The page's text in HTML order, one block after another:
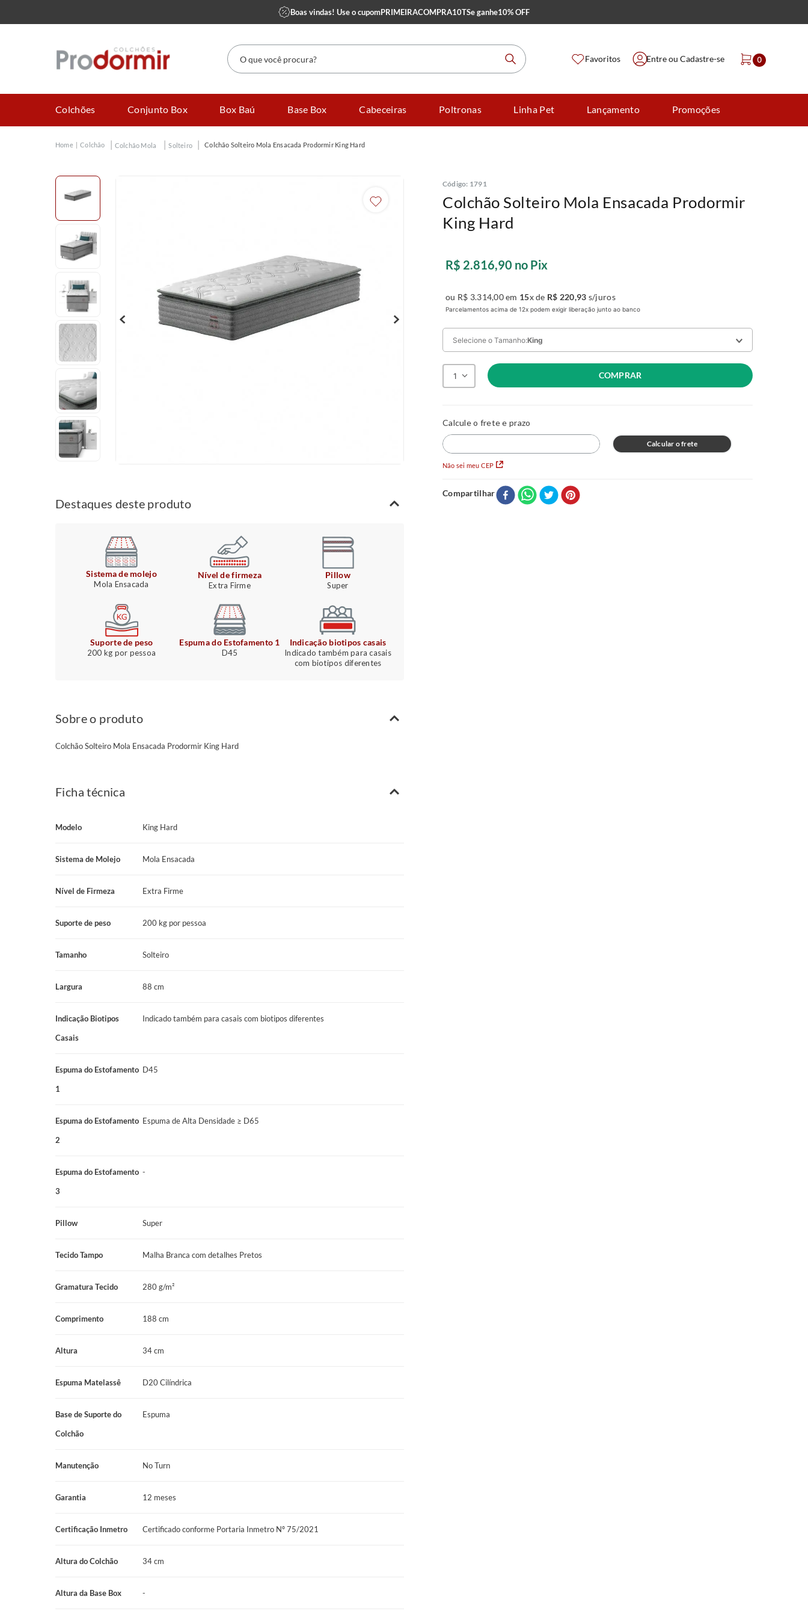
Boas vindas! Use o cupomPRIMEIRACOMPRA10TSe ganhe10% OFF
O que você procura?
Favoritos Entre ou Cadastre-se 0
Colchões Conjunto Box Box Baú Base Box Cabeceiras Poltronas Linha Pet Lançamento Promoções
Colchão Colchão Mola Solteiro Colchão Solteiro Mola Ensacada Prodormir King Hard
Destaques deste produto
Sistema de molejo
Mola Ensacada
Nível de firmeza
Extra Firme
Pillow
Super
Suporte de peso
200 kg por pessoa
Espuma do Estofamento 1
D45
Indicação biotipos casais
Indicado também para casais
com biotipos diferentes
Sobre o produto
Colchão Solteiro Mola Ensacada Prodormir King Hard
Ficha técnica
Modelo King Hard
Sistema de Molejo Mola Ensacada
Nível de Firmeza Extra Firme
Suporte de peso 200 kg por pessoa
Tamanho Solteiro
Largura 88 cm
Indicação Biotipos
Casais
Indicado também para casais com biotipos diferentes
Espuma do Estofamento
1
D45
Espuma do Estofamento
2
Espuma de Alta Densidade ≥ D65
Espuma do Estofamento
3
-
Pillow Super
Tecido Tampo Malha Branca com detalhes Pretos
Gramatura Tecido 280 g/m²
Comprimento 188 cm
Altura 34 cm
Espuma Matelassê D20 Cilíndrica
Base de Suporte do
Colchão
Espuma
Manutenção No Turn
Garantia 12 meses
Certificação Inmetro Certificado conforme Portaria Inmetro Nº 75/2021
Altura do Colchão 34 cm
Altura da Base Box -
Código: 1791
Colchão Solteiro Mola Ensacada Prodormir
King Hard
R$ 2.816,90 no Pix
ou R$ 3.314,00em 15x de R$ 220,93 s/juros
Parcelamentos acima de 12x podem exigir liberação junto ao banco
Selecione o Tamanho:King
King
R$ 3.024,00 no Pix
Solteiro
34L:88C:188
Viúva
A:34L: 193C:203
1 COMPRAR
Não sei meu CEP
Calcular o frete
Compartilhar